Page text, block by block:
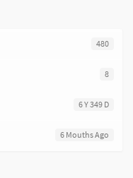
480
8
6 Y 349 D
6 Mouths Ago